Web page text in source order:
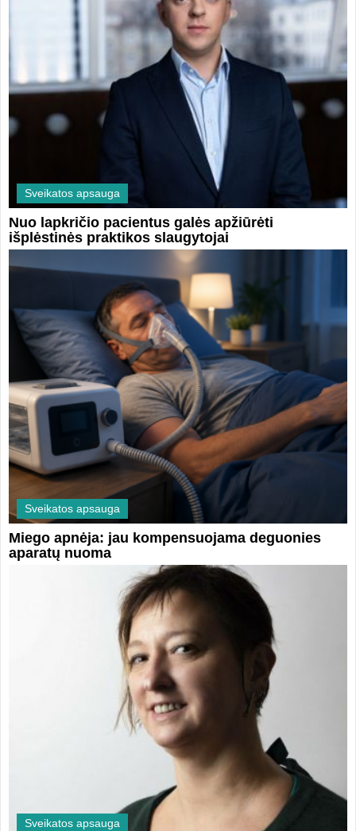
Sveikatos apsauga
Nuo lapkričio pacientus galės apžiūrėti
išplėstinės praktikos slaugytojai
Sveikatos apsauga
Miego apnėja: jau kompensuojama deguonies
aparatų nuoma
Sveikatos apsauga